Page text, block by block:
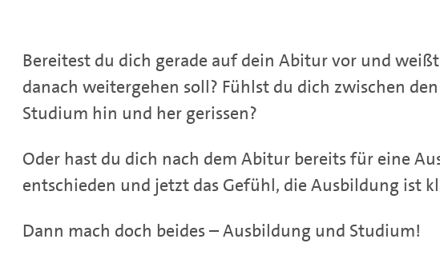
Bereitest du dich gerade auf dein Abitur vor und
danach weitergehen soll? Fühlst du dich zwischen
Studium hin und her gerissen?
Oder hast du dich nach dem Abitur bereits für eine
entschieden und jetzt das Gefühl, die Ausbildung ist
Dann mach doch beides – Ausbildung und Studium!